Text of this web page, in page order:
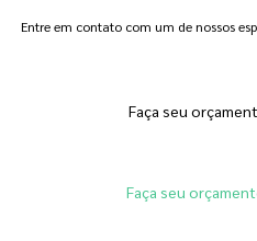
Entre em contato com um de nossos
Faça seu
Faça seu